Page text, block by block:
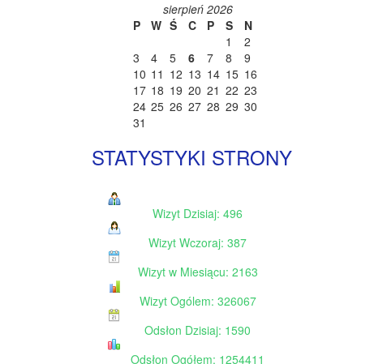
sierpień 2026
P
W Ś C P S
N
1
2
3
4 5 6 7 8
9
10 11 12 13 14 15 16
17 18 19 20 21 22 23
24 25 26 27 28 29 30
31
STATYSTYKI STRONY
Wizyt Dzisiaj: 496
Wizyt Wczoraj: 387
Wizyt w Miesiącu: 2163
Wizyt Ogólem: 326067
Odsłon Dzisiaj: 1590
Odsłon Ogółem: 1254411